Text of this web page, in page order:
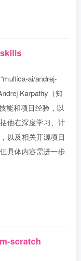
ai/andrej-
Karpathy（知
能和项目经验，以
他在深度学习、计
以及相关开源项目
具体内容需进一步
scratch